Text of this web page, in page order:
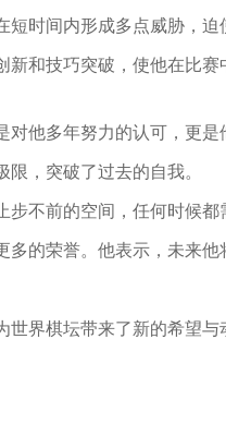
时间内形成多点威胁，
和技巧突破，使他在比赛
他多年努力的认可，更
，突破了过去的自我。
不前的空间，任何时候
的荣誉。他表示，未来
界棋坛带来了新的希望